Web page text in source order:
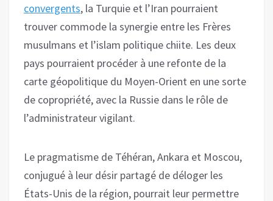
convergents, la Turquie et l’Iran pourraient
trouver commode la synergie entre les Frères
musulmans et l’islam politique chiite. Les deux
pays pourraient procéder à une refonte de la
carte géopolitique du Moyen-Orient en une sorte
de copropriété, avec la Russie dans le rôle de
l’administrateur vigilant.
Le pragmatisme de Téhéran, Ankara et Moscou,
conjugué à leur désir partagé de déloger les
États-Unis de la région, pourrait leur permettre